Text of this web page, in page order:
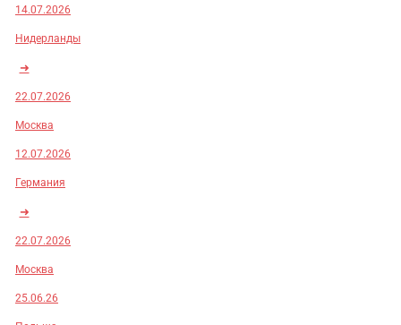
14.07.2026
Нидерланды
➜
22.07.2026
Москва
12.07.2026
Германия
➜
22.07.2026
Москва
25.06.26